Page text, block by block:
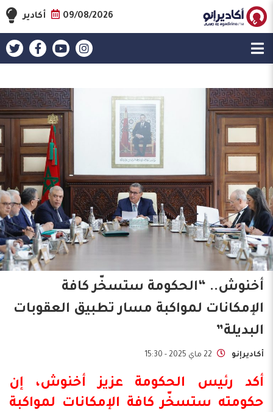
09/08/2026 أكادير
أخنوش.. “الحكومة ستسخّر كافة
‏الإمكانات لمواكبة مسار تطبيق العقوبات
البديلة”
أكاديرإنو 22 ماي 2025 - 15:30
أكد رئيس الحكومة عزيز أخنوش، إن
حكومته ستسخّر كافة ‏الإمكانات لمواكبة